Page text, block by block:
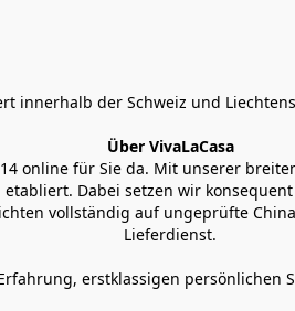
innerhalb der Schweiz und
Über VivaLaCasa
online für Sie da. Mit unserer
Dabei setzen wir
vollständig auf ungeprüfte
Lieferdienst.
erstklassigen persönlichen